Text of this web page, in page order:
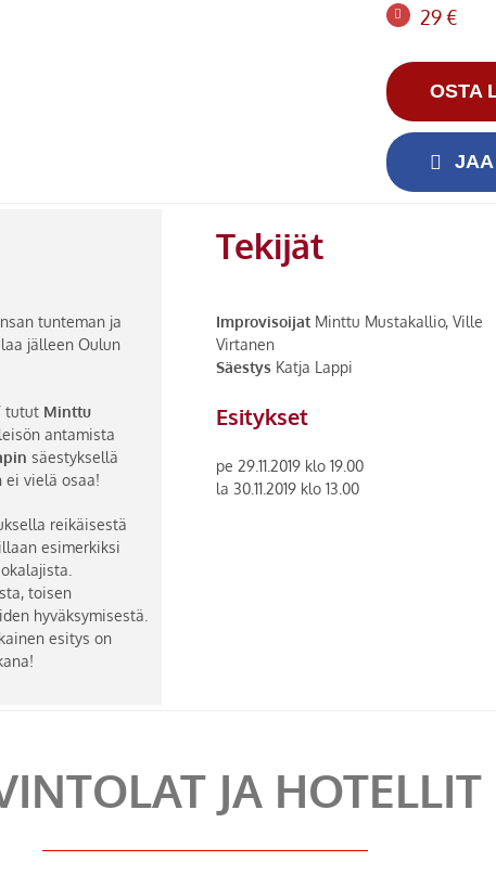
29 €
OSTA
JAA
tunteman ja
jälleen Oulun
tutut Minttu
antamista
säestyksellä
ei vielä osaa!
reikäisestä
esimerkiksi
toisen
hyväksymisestä.
esitys on
Tekijät
Improvisoijat Minttu Mustakallio, Ville
Virtanen
Säestys Katja Lappi
Esitykset
pe 29.11.2019 klo 19.00
la 30.11.2019 klo 13.00
JA HOTELLIT